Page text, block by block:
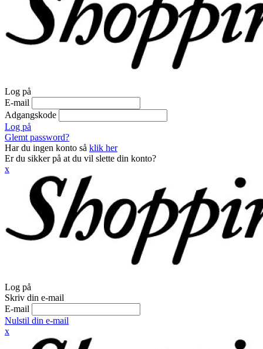
Log på
E-mail
Adgangskode
Log på
Glemt password?
Har du ingen konto så klik her
Er du sikker på at du vil slette din konto?
x
Log på
Skriv din e-mail
E-mail
Nulstil din e-mail
x